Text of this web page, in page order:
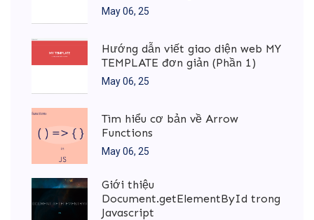
May 06, 25
Hướng dẫn viết giao diện web MY
TEMPLATE đơn giản (Phần 1)
May 06, 25
Tìm hiểu cơ bản về Arrow
Functions
May 06, 25
Giới thiệu
Document.getElementById trong
Javascript